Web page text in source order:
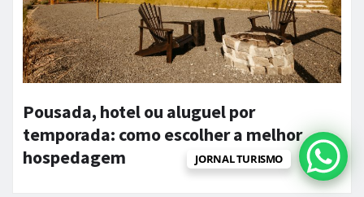
Pousada, hotel ou aluguel por
temporada: como escolher a melhor
hospedagem
JORNAL TURISMO